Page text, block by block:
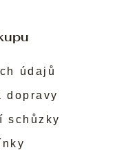
údajů
dopravy
schůzky